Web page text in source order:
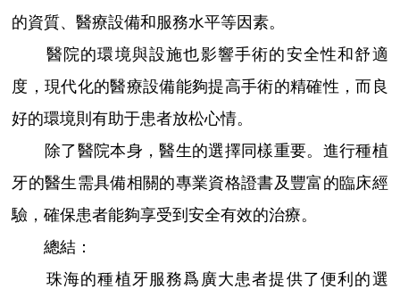
的資質、醫療設備和服務水平等因素。
醫院的環境與設施也影響手術的安全性和舒適
度，現代化的醫療設備能夠提高手術的精確性，而良
好的環境則有助于患者放松心情。
除了醫院本身，醫生的選擇同樣重要。進行種植
牙的醫生需具備相關的專業資格證書及豐富的臨床經
驗，確保患者能夠享受到安全有效的治療。
總結：
珠海的種植牙服務爲廣大患者提供了便利的選